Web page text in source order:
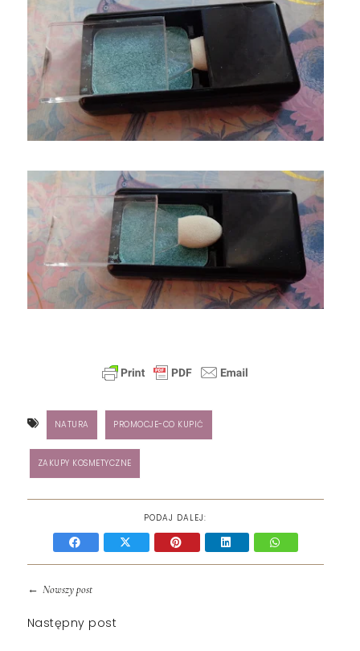
NATURA PROMOCJE-CO KUPIĆ
ZAKUPY KOSMETYCZNE
PODAJ DALEJ:
← Nowszy post
Następny post